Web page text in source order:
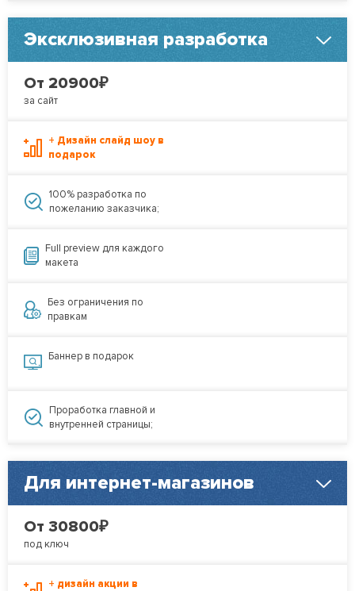
Эксклюзивная разработка
От 20900₽
за сайт
+ Дизайн слайд шоу в
подарок
100% разработка по
пожеланию заказчика;
Full preview для каждого
макета
Без ограничения по
правкам
Баннер в подарок
Проработка главной и
внутренней страницы;
Для интернет-магазинов
От 30800₽
под ключ
+ дизайн акции в